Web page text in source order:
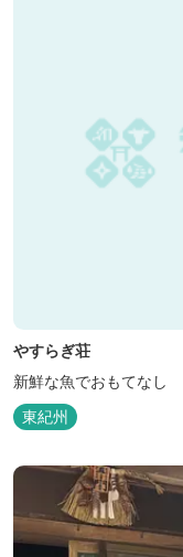
やすらぎ荘
新鮮な魚でおもてなし
東紀州